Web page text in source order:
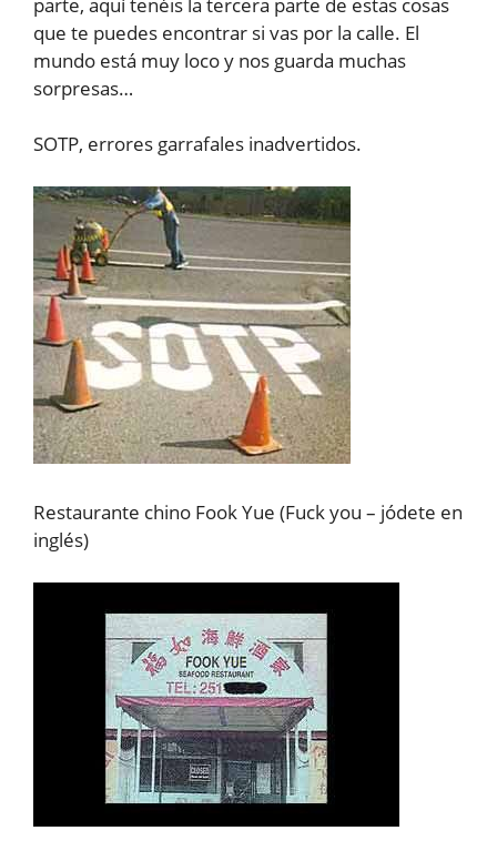
que te puedes encontrar si vas por la calle. El
mundo está muy loco y nos guarda muchas
sorpresas…
SOTP, errores garrafales inadvertidos.
Restaurante chino Fook Yue (Fuck you – jódete en
inglés)